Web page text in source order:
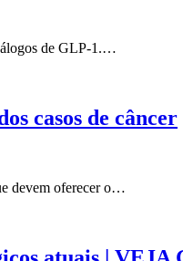
de GLP-1.…
casos de câncer
devem oferecer o…